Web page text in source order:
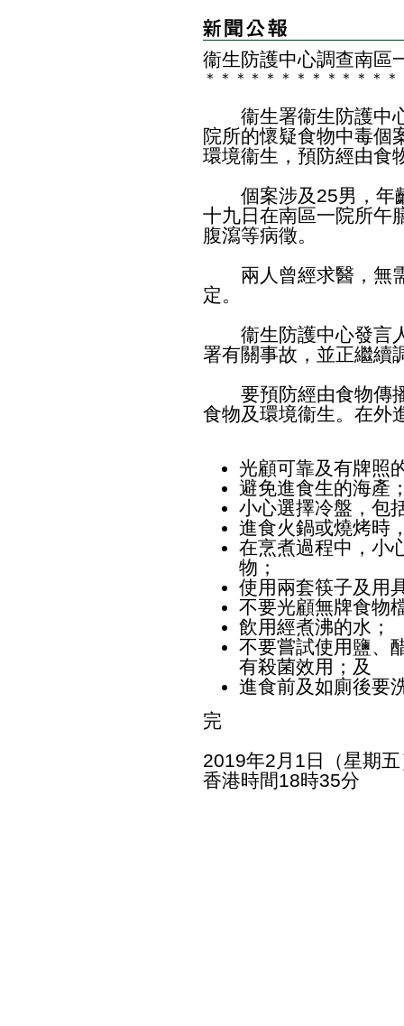
衞生防護中心調查南區
＊ ＊ ＊ ＊ ＊ ＊ ＊ ＊ ＊ ＊ ＊ ＊ ＊
衞生署衞生防護中心
院所的懷疑食物中毒個
環境衞生，預防經由食
個案涉及25男，年
十九日在南區一院所午
腹瀉等病徵。
兩人曾經求醫，無需
定。
衞生防護中心發言人
署有關事故，並正繼續
要預防經由食物傳播
食物及環境衞生。在外
光顧可靠及有牌照
避免進食生的海產
小心選擇冷盤，包
進食火鍋或燒烤時
在烹煮過程中，小
物；
使用兩套筷子及用
不要光顧無牌食物
飲用經煮沸的水；
不要嘗試使用鹽、
有殺菌效用；及
進食前及如廁後要
完
2019年2月1日（星期
香港時間18時35分